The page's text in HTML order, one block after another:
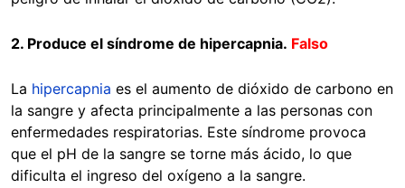
2. Produce el síndrome de hipercapnia. Falso
La hipercapnia es el aumento de dióxido de carbono en
la sangre y afecta principalmente a las personas con
enfermedades respiratorias. Este síndrome provoca
que el pH de la sangre se torne más ácido, lo que
dificulta el ingreso del oxígeno a la sangre.